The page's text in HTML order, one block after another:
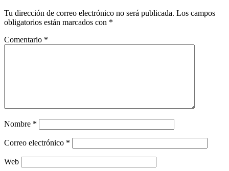
Tu dirección de correo electrónico no será publicada. Los campos
obligatorios están marcados con *
Comentario *
Nombre *
Correo electrónico *
Web